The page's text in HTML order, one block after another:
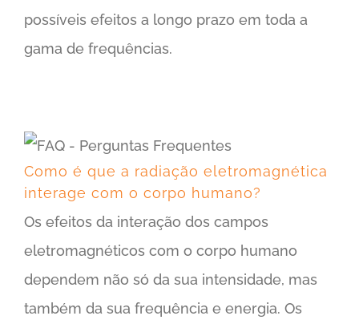
possíveis efeitos a longo prazo em toda a
gama de frequências.
Como é que a radiação eletromagnética
interage com o corpo humano?
Os efeitos da interação dos campos
eletromagnéticos com o corpo humano
dependem não só da sua intensidade, mas
também da sua frequência e energia. Os